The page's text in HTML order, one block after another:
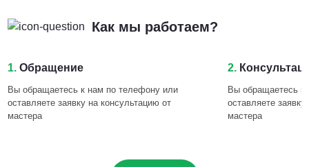
Как мы работаем?
1. Обращение
Вы обращаетесь к нам по телефону или
оставляете заявку на консультацию от
мастера
2.
Вы обращаетесь
оставляете
мастера